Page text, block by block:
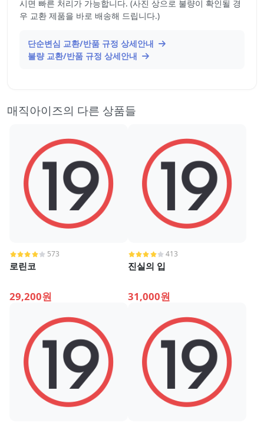
시면 빠른 처리가 가능합니다. (사진 상으로 불량이 확인될 경
우 교환 제품을 바로 배송해 드립니다.)
단순변심 교환/반품 규정 상세안내
불량 교환/반품 규정 상세안내
매직아이즈의 다른 상품들
573
로린코
29,200원
413
진실의 입
31,000원